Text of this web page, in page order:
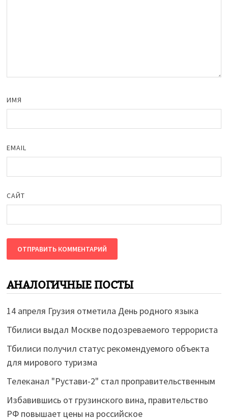
ИМЯ
EMAIL
САЙТ
АНАЛОГИЧНЫЕ ПОСТЫ
14 апреля Грузия отметила День родного языка
Тбилиси выдал Москве подозреваемого террориста
Тбилиси получил статус рекомендуемого объекта
для мирового туризма
Телеканал "Рустави-2" стал проправительственным
Избавившись от грузинского вина, правительство
РФ повышает цены на российское